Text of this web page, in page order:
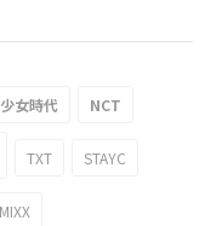
少女時代 NCT
TXT STAYC